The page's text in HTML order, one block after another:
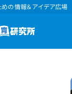
の情報＆アイデア広場